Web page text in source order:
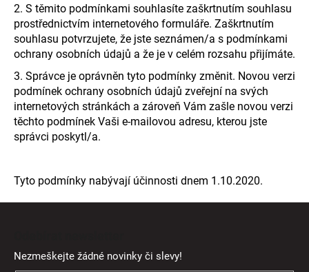
2. S těmito podmínkami souhlasíte zaškrtnutím souhlasu
prostřednictvím internetového formuláře. Zaškrtnutím
souhlasu potvrzujete, že jste seznámen/a s podmínkami
ochrany osobních údajů a že je v celém rozsahu přijímáte.
3. Správce je oprávněn tyto podmínky změnit. Novou verzi
podmínek ochrany osobních údajů zveřejní na svých
internetových stránkách a zároveň Vám zašle novou verzi
těchto podmínek Vaši e-mailovou adresu, kterou jste
správci poskytl/a.
Tyto podmínky nabývají účinnosti dnem 1.10.2020.
Nezmeškejte žádné novinky či slevy!